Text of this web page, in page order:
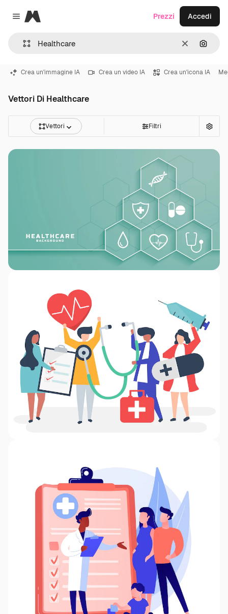
Close menu
Magnific
CancellaCerca
Prezzi Accedi
Crea un'immagine IA Crea un video IA Crea un'icona IA
Vettori Di Healthcare
Vettori Filtri